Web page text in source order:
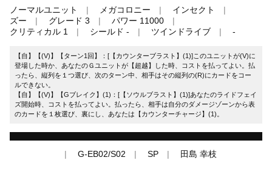
ノーマルユニット メガコロニー
インセクト
ズー
グレード 3
パワー 11000
クリティカル 1
シールド - ツインドライブ -
【自】【(V)】【ターン1回】：[【カウンターブラスト】(1)]このユニットが(V)に
登場した時か、あなたのＧユニットが【超越】した時、コストを払ってよい。払
ったら、縦列を１つ選び、次のターン中、相手はその縦列の(R)にカードをコー
ルできない。
【自】【(V)】【Gブレイク】(1)：[【ソウルブラスト】(1)]あなたのライドフェイ
ズ開始時、コストを払ってよい。払ったら、相手は自分のダメージゾーンから表
のカードを１枚選び、裏にし、あなたは【カウンターチャージ】(1)。
G-EB02/S02 SP 田島 幸枝